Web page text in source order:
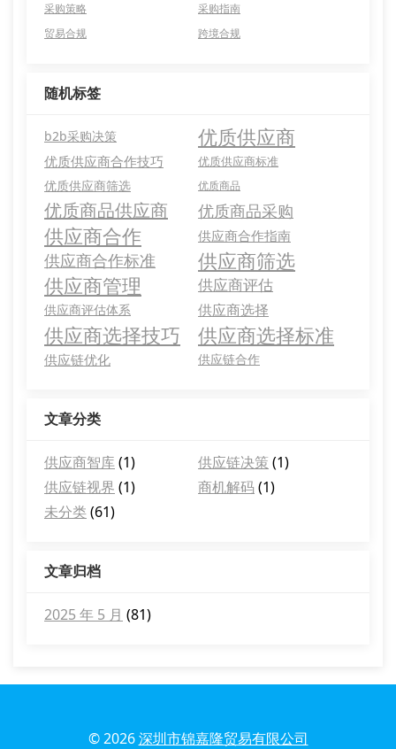
采购策略
采购指南
贸易合规
跨境合规
随机标签
b2b采购决策 优质供应商
优质供应商合作技巧 优质供应商标准
优质供应商筛选 优质商品
优质商品供应商 优质商品采购
供应商合作 供应商合作指南
供应商合作标准
供应商筛选
供应商管理
供应商评估
供应商评估体系 供应商选择
供应商选择技巧 供应商选择标准
供应链优化 供应链合作
文章分类
供应商智库 (1) 供应链决策 (1)
供应链视界 (1) 商机解码 (1)
未分类(61)
文章归档
2025 年 5 月 (81)
© 2026深圳市锦嘉隆贸易有限公司